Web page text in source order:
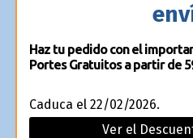
Haz tu pedido con el
Portes Gratuitos a partir de
Caduca el 22/02/2026.
Ver el